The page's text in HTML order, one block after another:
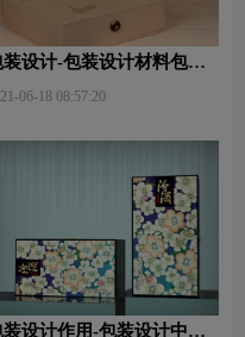
装设计-包装设计材料包含
06-18 08:57:20
装设计作用-包装设计中文